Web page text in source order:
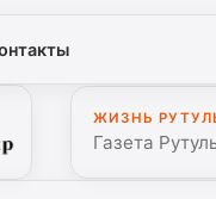
ЖИЗНЬ
Газета